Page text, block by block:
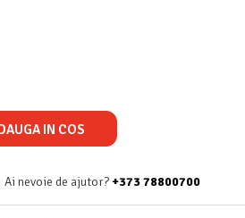
IN COS
Ai nevoie de ajutor?+373 78800700